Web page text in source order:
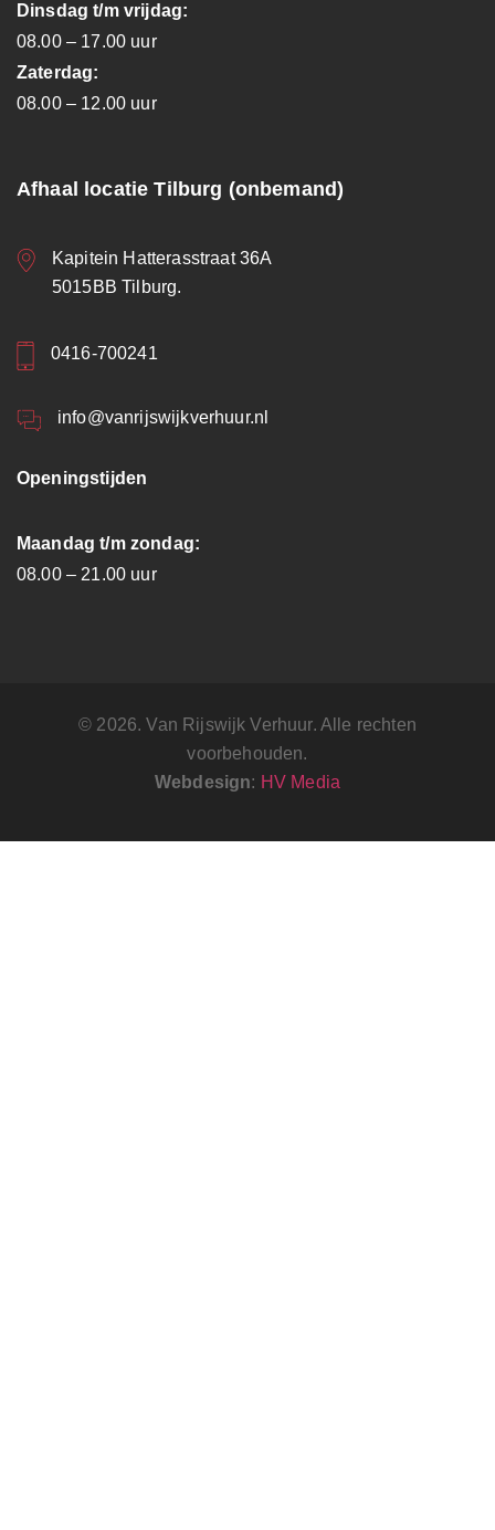
Dinsdag t/m vrijdag:
08.00 – 17.00 uur
Zaterdag:
08.00 – 12.00 uur
Afhaal locatie Tilburg (onbemand)
Kapitein Hatterasstraat 36A
5015BB Tilburg.
0416-700241
info@vanrijswijkverhuur.nl
Openingstijden
Maandag t/m zondag:
08.00 – 21.00 uur
© 2026. Van Rijswijk Verhuur. Alle rechten
voorbehouden.
Webdesign: HV Media